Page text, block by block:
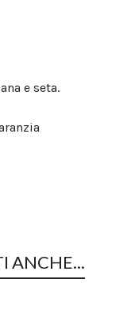
e seta.
ANCHE...